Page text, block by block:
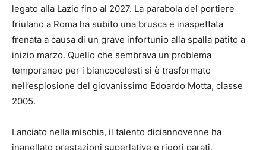
legato alla Lazio fino al 2027. La parabola del portiere
friulano a Roma ha subito una brusca e inaspettata
frenata a causa di un grave infortunio alla spalla patito a
inizio marzo. Quello che sembrava un problema
temporaneo per i biancocelesti si è trasformato
nell’esplosione del giovanissimo Edoardo Motta, classe
2005.
Lanciato nella mischia, il talento diciannovenne ha
inanellato prestazioni superlative e rigori parati,